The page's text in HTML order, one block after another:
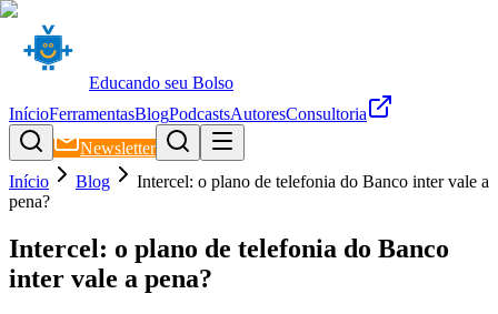
Educando seu Bolso
InícioFerramentasBlogPodcastsAutoresConsultoria
Newsletter
Início
Blog
Intercel: o plano de telefonia do Banco inter vale a
pena?
Intercel: o plano de telefonia do Banco
inter vale a pena?